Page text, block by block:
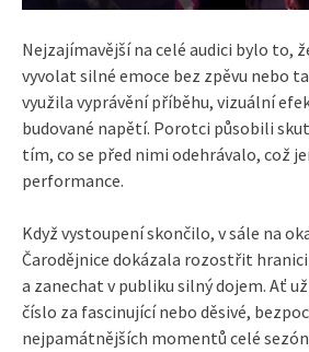
Nejzajímavější na celé audici bylo to,
vyvolat silné emoce bez zpěvu nebo
využila vyprávění příběhu, vizuální
budované napětí. Porotci působili
tím, co se před nimi odehrávalo, což
performance.
Když vystoupení skončilo, v sále na
Čarodějnice dokázala rozostřit
a zanechat v publiku silný dojem. Ať
číslo za fascinující nebo děsivé,
nejpamátnějších momentů celé